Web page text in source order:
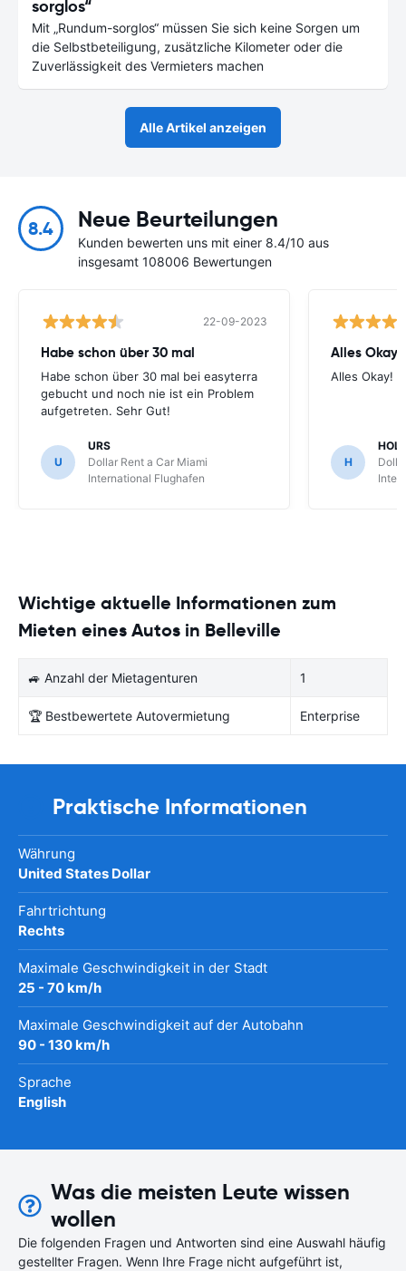
sorglos“
Mit „Rundum-sorglos“ müssen Sie sich keine Sorgen um
die Selbstbeteiligung, zusätzliche Kilometer oder die
Zuverlässigkeit des Vermieters machen
Alle Artikel anzeigen
8.4 Neue Beurteilungen
Kunden bewerten uns mit einer 8.4/10 aus
insgesamt 108006 Bewertungen
22-09-2023
Habe schon über 30 mal
Habe schon über 30 mal bei easyterra
gebucht und noch nie ist ein Problem
aufgetreten. Sehr Gut!
U
URS
Dollar Rent a Car Miami
International Flughafen
Alles Okay!
Alles Okay!
H
Wichtige aktuelle Informationen zum
Mieten eines Autos in Belleville
🚙 Anzahl der Mietagenturen 1
🏆 Bestbewertete Autovermietung Enterprise
Praktische Informationen
Währung
United States Dollar
Fahrtrichtung
Rechts
Maximale Geschwindigkeit in der Stadt
25 - 70 km/h
Maximale Geschwindigkeit auf der Autobahn
90 - 130 km/h
Sprache
English
Was die meisten Leute wissen
wollen
Die folgenden Fragen und Antworten sind eine Auswahl häufig
gestellter Fragen. Wenn Ihre Frage nicht aufgeführt ist,